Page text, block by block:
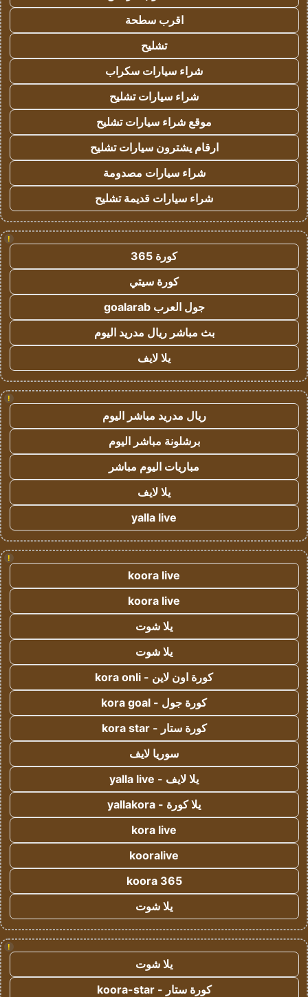
اقرب سطحة
تشليح
شراء سيارات سكراب
شراء سيارات تشليح
موقع شراء سيارات تشليح
ارقام يشترون سيارات تشليح
شراء سيارات مصدومة
شراء سيارات قديمة تشليح
!
كورة 365
كورة سيتي
جول العرب goalarab
بث مباشر ريال مدريد اليوم
يلا لايف
!
ريال مدريد مباشر اليوم
برشلونة مباشر اليوم
مباريات اليوم مباشر
يلا لايف
yalla live
!
koora live
koora live
يلا شوت
يلا شوت
كورة اون لاين - kora onli
كورة جول - kora goal
كورة ستار - kora star
سوريا لايف
يلا لايف - yalla live
يلا كورة - yallakora
kora live
kooralive
koora 365
يلا شوت
!
يلا شوت
كورة ستار - koora-star